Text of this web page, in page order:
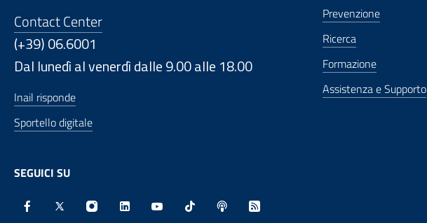
Contact Center
(+39) 06.6001
Dal lunedì al venerdì dalle 9.00 alle 18.00
Inail risponde
Sportello digitale
SEGUICI SU
Prevenzione
Ricerca
Formazione
Assistenza e Supporto